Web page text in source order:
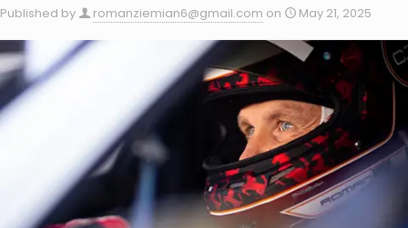
Published by romanziemian6@gmail.com on May 21, 2025